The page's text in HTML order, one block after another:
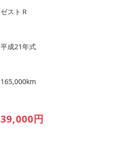
ゼストＲ
平成21年式
165,000km
39,000円